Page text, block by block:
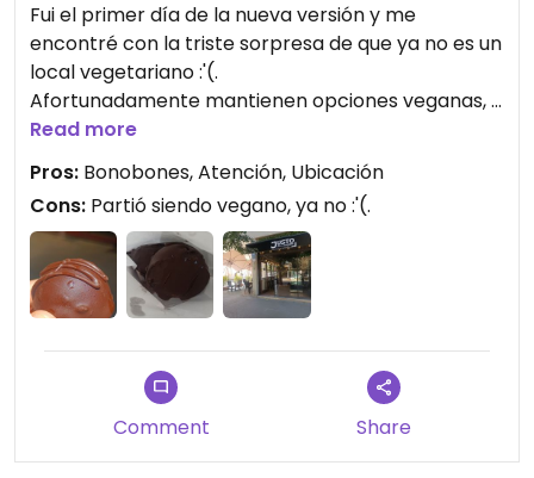
Fui el primer día de la nueva versión y me
encontré con la triste sorpresa de que ya no es un
local vegetariano :'(.
Afortunadamente mantienen opciones veganas, y
mi opción favorita: los bonobones 💚. Alta
densidad de maní, rica cobertura de chocolate, y
muy engañosos, porque son pequeños pero
absurdamente llenadores.
La chica que atiende desde hace mucho tiempo
en el local es muy buena onda. Siempre se
agradece su atención 🫶.
Read more
Pros: Bonobones, Atención, Ubicación
Cons: Partió siendo vegano, ya no :'(.
Comment Share